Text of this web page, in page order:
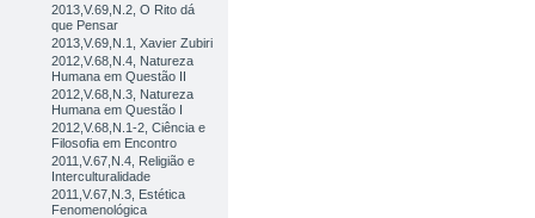
2013,V.69,N.2, O Rito dá
que Pensar
2013,V.69,N.1, Xavier Zubiri
2012,V.68,N.4, Natureza
Humana em Questão II
2012,V.68,N.3, Natureza
Humana em Questão I
2012,V.68,N.1-2, Ciência e
Filosofia em Encontro
2011,V.67,N.4, Religião e
Interculturalidade
2011,V.67,N.3, Estética
Fenomenológica